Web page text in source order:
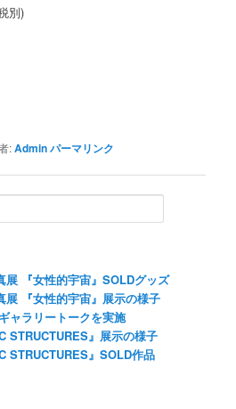
別)
:Adminパーマリンク
展 『女性的宇宙』SOLDグッズ
展 『女性的宇宙』展示の様子
ャラリートークを実施
STRUCTURES』展示の様子
STRUCTURES』SOLD作品